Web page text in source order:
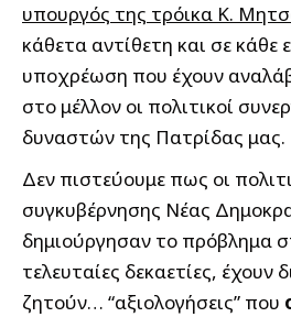
υπουργός της τρόικα Κ.
κάθετα αντίθετη και σε κάθε
υποχρέωση που έχουν
στο μέλλον οι πολιτικοί
δυναστών της Πατρίδας μας.
Δεν πιστεύουμε πως οι
συγκυβέρνησης Νέας
δημιούργησαν το πρόβλημα
τελευταίες δεκαετίες, έχουν
ζητούν… “αξιολογήσεις” που